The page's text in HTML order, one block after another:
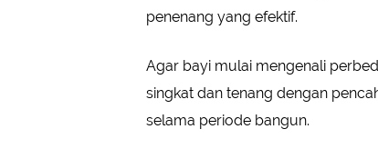
penenang yang efektif.
Agar bayi mulai mengenali
singkat dan tenang dengan
selama periode bangun.